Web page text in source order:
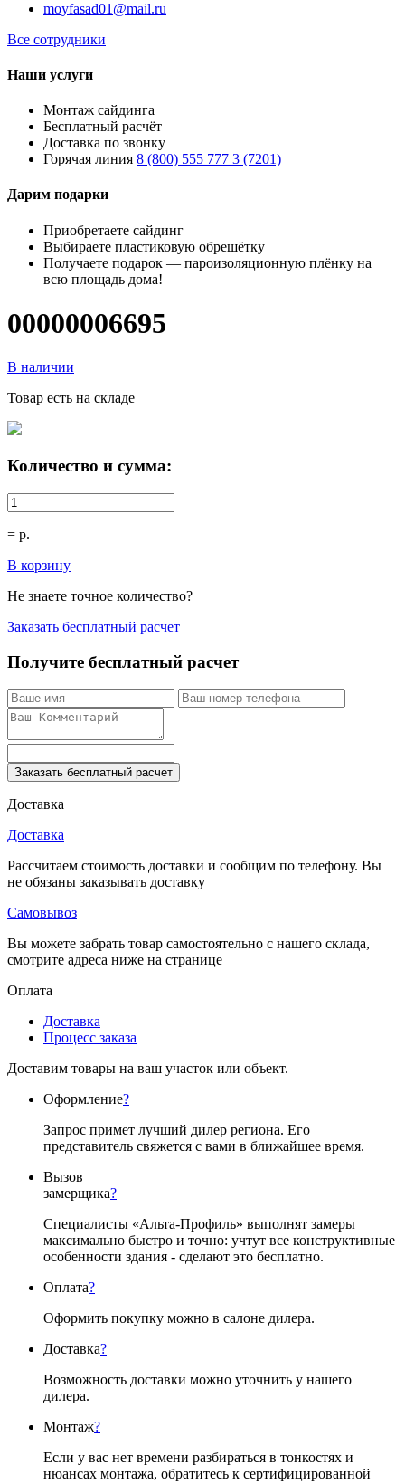
moyfasad01@mail.ru
Все сотрудники
Наши услуги
Монтаж сайдинга
Бесплатный расчёт
Доставка по звонку
Горячая линия 8 (800) 555 777 3 (7201)
Дарим подарки
Приобретаете сайдинг
Выбираете пластиковую обрешётку
Получаете подарок — пароизоляционную плёнку на
всю площадь дома!
00000006695
В наличии
Товар есть на складе
Количество и сумма:
= р.
В корзину
Не знаете точное количество?
Заказать бесплатный расчет
Получите бесплатный расчет
Заказать бесплатный расчет
Доставка
Доставка
Рассчитаем стоимость доставки и сообщим по телефону. Вы
не обязаны заказывать доставку
Самовывоз
Вы можете забрать товар самостоятельно с нашего склада,
смотрите адреса ниже на странице
Оплата
Доставка
Процесс заказа
Доставим товары на ваш участок или объект.
Оформление?
Запрос примет лучший дилер региона. Его
представитель свяжется с вами в ближайшее время.
Вызов
замерщика?
Специалисты «Альта-Профиль» выполнят замеры
максимально быстро и точно: учтут все конструктивные
особенности здания - сделают это бесплатно.
Оплата?
Оформить покупку можно в салоне дилера.
Доставка?
Возможность доставки можно уточнить у нашего
дилера.
Монтаж?
Если у вас нет времени разбираться в тонкостях и
нюансах монтажа, обратитесь к сертифицированной